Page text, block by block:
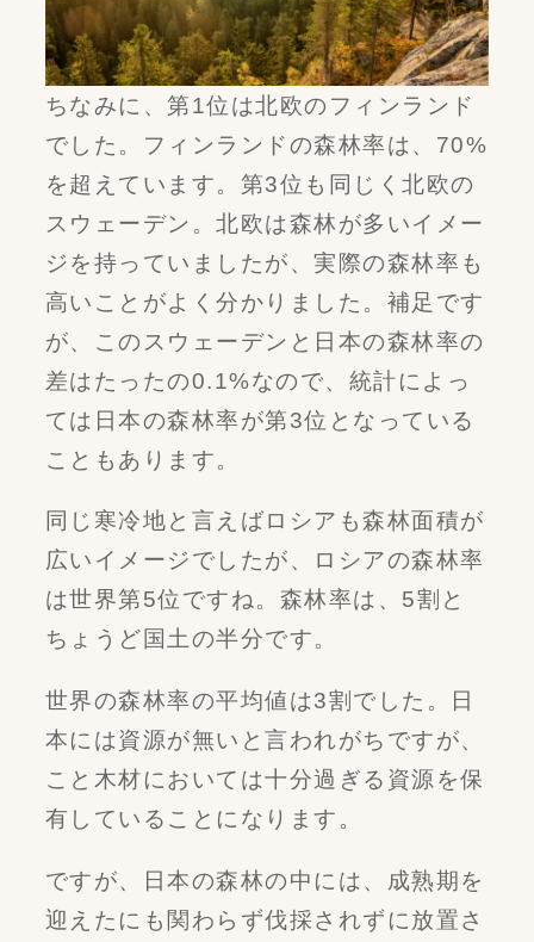
ちなみに、第1位は北欧のフィンランド
でした。フィンランドの森林率は、70%
を超えています。第3位も同じく北欧の
スウェーデン。北欧は森林が多いイメー
ジを持っていましたが、実際の森林率も
高いことがよく分かりました。補足です
が、このスウェーデンと日本の森林率の
差はたったの0.1%なので、統計によっ
ては日本の森林率が第3位となっている
こともあります。
同じ寒冷地と言えばロシアも森林面積が
広いイメージでしたが、ロシアの森林率
は世界第5位ですね。森林率は、5割と
ちょうど国土の半分です。
世界の森林率の平均値は3割でした。日
本には資源が無いと言われがちですが、
こと木材においては十分過ぎる資源を保
有していることになります。
ですが、日本の森林の中には、成熟期を
迎えたにも関わらず伐採されずに放置さ